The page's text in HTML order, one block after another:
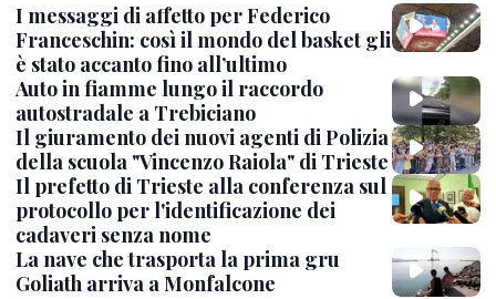
I messaggi di affetto per Federico
Franceschin: così il mondo del basket gli
è stato accanto fino all’ultimo
Auto in fiamme lungo il raccordo
autostradale a Trebiciano
Il giuramento dei nuovi agenti di Polizia
della scuola "Vincenzo Raiola" di Trieste
Il prefetto di Trieste alla conferenza sul
protocollo per l'identificazione dei
cadaveri senza nome
La nave che trasporta la prima gru
Goliath arriva a Monfalcone